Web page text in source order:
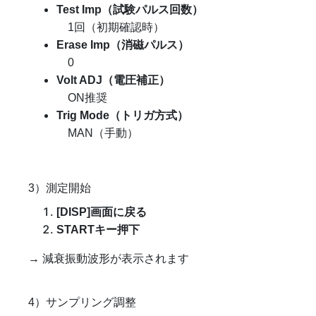
Test Imp（試験パルス回数）
1回（初期確認時）
Erase Imp（消磁パルス）
0
Volt ADJ（電圧補正）
ON推奨
Trig Mode（トリガ方式）
MAN（手動）
3）測定開始
[DISP]画面に戻る
STARTキー押下
→ 減衰振動波形が表示されます
4）サンプリング調整